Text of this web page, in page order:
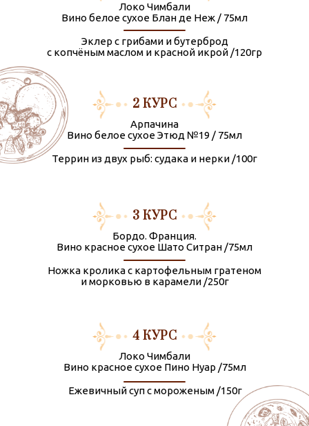
русскую
-
проводить
за
веке: игры
2 КУРС
3 КУРС
4 КУРС
Локо Чимбали
Вино белое сухое Блан де Неж / 75мл
Эклер с грибами и бутерброд
с копчёным маслом и красной икрой /120гр
Арпачина
Вино белое сухое Этюд №19 / 75мл
Террин из двух рыб: судака и нерки /100г
Бордо. Франция.
Вино красное сухое Шато Ситран /75мл
Ножка кролика с картофельным гратеном
и морковью в карамели /250г
Локо Чимбали
Вино красное сухое Пино Нуар /75мл
Ежевичный суп с мороженым /150г